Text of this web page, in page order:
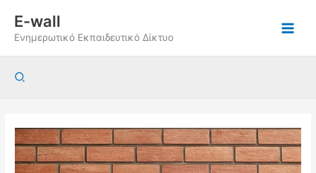
περιεχόμενο
E-wall
Ενημερωτικό Εκπαιδευτικό Δίκτυο
Αναζήτηση